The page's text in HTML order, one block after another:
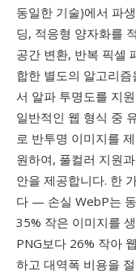
동일한 기술)에서 파
딩, 적응형 양자화를
공간 변환, 반복 픽셀
합한 별도의 알고리
서 알파 투명도를 지
일반적인 웹 형식 중
로 반투명 이미지를
원하여, 풀컬러 지원
안을 제공합니다. 한
다 — 손실 WebP는
35% 작은 이미지를
PNG보다 26% 작아
하고 대역폭 비용을